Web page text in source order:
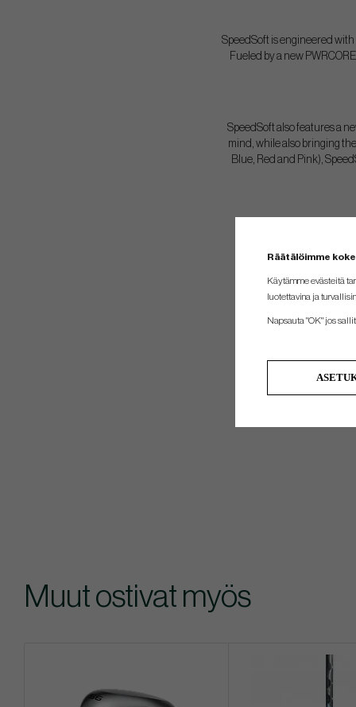
SpeedSoft is engineered
Fueled by a new
SpeedSoft also features a
mind, while also bringing
Blue, Red and Pink),
Muut ostivat myös
Räätälöimme
Käytämme evästeitä
luotettavina ja
Napsauta "OK" jos